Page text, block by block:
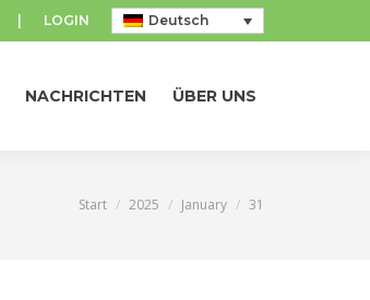
LOGIN Deutsch
NACHRICHTEN ÜBER UNS
Sie befinden sich hier:
Start 2025 January 31
NACHRICHTEN ÜBER UNS